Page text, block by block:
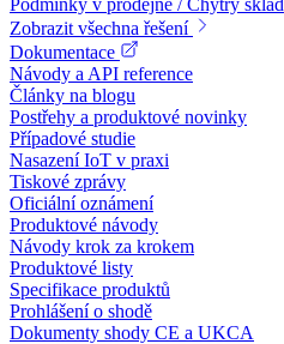
Zobrazit všechna řešení
Dokumentace
Návody a API reference
Články na blogu
Postřehy a produktové novinky
Případové studie
Nasazení IoT v praxi
Tiskové zprávy
Oficiální oznámení
Produktové návody
Návody krok za krokem
Produktové listy
Specifikace produktů
Prohlášení o shodě
Dokumenty shody CE a UKCA